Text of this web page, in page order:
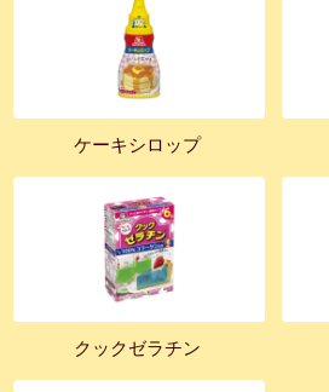
ケーキシロップ
クックゼラチン